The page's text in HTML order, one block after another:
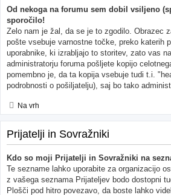
Od nekoga na forumu sem dobil vsiljeno
sporočilo!
Zelo nam je žal, da se je to zgodilo. Obrazec
pošte vsebuje varnostne točke, preko katerih
uporabnike, ki izrabljajo to storitev, zato vas
administratorju foruma pošljete kopijo
pomembno je, da ta kopija vsebuje tudi t.i.
podrobnosti o pošiljatelju), saj bo tako
Na vrh
Prijatelji in Sovražniki
Kdo so moji Prijatelji in Sovražniki na
Te sezname lahko uporabite za organizacijo
z vašega seznama Prijateljev bodo dostopni
Plošči pod hitro povezavo, da boste lahko